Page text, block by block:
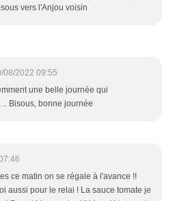
vers l'Anjou voisin
08/2022 09:55
une belle journée qui
.. Bisous, bonne journée
ce matin on se régale à l'avance !!
aussi pour le relai ! La sauce tomate je